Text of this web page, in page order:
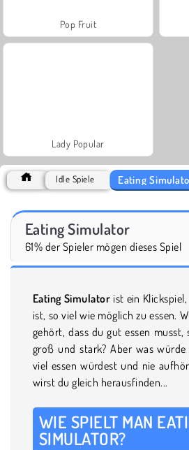
Pop Fruit
Lady Popular
Idle Spiele Eating
Eating Simulator
61% der Spieler mögen dieses Spiel
Eating Simulator ist ein
ist, so viel wie möglich zu essen.
gehört, dass du gut essen
groß und stark? Aber was würde
viel essen würdest und nie
wirst du gleich herausfinden...
WIE SPIELT MAN
SIMULATOR?